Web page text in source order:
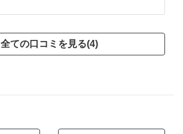
全ての口コミを見る(4)